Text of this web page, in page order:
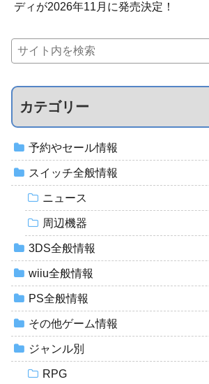
ディが2026年11月に発売決定！
カテゴリー
予約やセール情報
スイッチ全般情報
ニュース
周辺機器
3DS全般情報
wiiu全般情報
PS全般情報
その他ゲーム情報
ジャンル別
RPG